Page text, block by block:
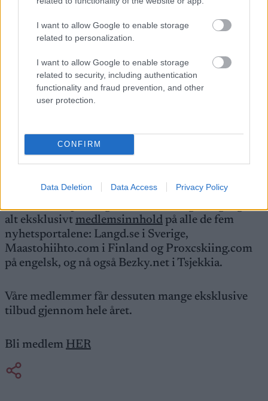
I want to allow Google to enable storage
related to personalization.
I want to allow Google to enable storage
related to security, including authentication
functionality and fraud prevention, and other
user protection.
CONFIRM
Data Deletion Data Access Privacy Policy
Mer om Ski Classics og løpende oppdateringer
Alle medlemmer på Langrenn.com har ubegrenset
tilgang til alt innhold på strømmeplattformen SC
Challengers med engelsk kommentering.
alt eksklusivt medlemsinnhold på alle de fem
nyhetsportalene: Langd.se i Sverige,
Maastohiihto.com i Finland og Proxcskiing.com
på engelsk, og nå også Bezky.net i Tsjekkia.
Våre medlemmer får dessuten mange eksklusive
tilbud gjennom hele året.
Bli medlem HER